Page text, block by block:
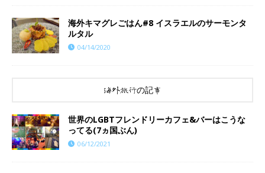
海外キマグレごはん#8 イスラエルのサーモンタ
ルタル
04/14/2020
海外旅行の記事
世界のLGBTフレンドリーカフェ&バーはこうな
ってる(7ヵ国ぶん)
06/12/2021